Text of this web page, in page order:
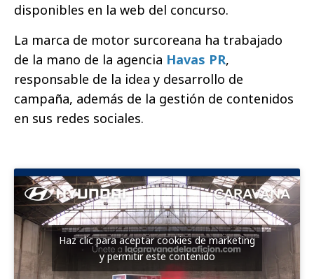
disponibles en la web del concurso.
La marca de motor surcoreana ha trabajado
de la mano de la agencia Havas PR,
responsable de la idea y desarrollo de
campaña, además de la gestión de contenidos
en sus redes sociales.
Haz clic para aceptar cookies de marketing
y permitir este contenido